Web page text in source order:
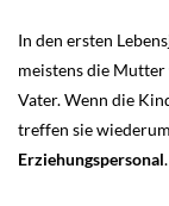
In den ersten
meistens die
Vater. Wenn die
treffen sie
Erziehungspersonal.